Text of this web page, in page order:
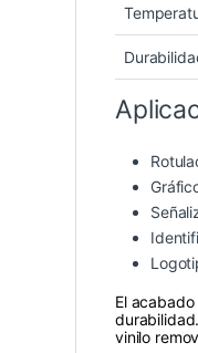
El
vinilo